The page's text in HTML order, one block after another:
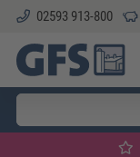
02593 913-800